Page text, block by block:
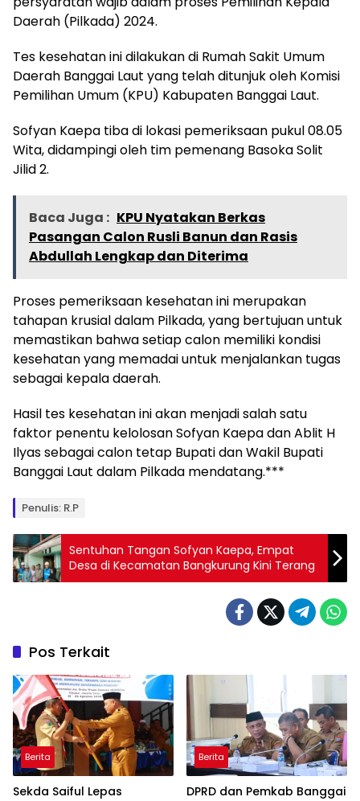
Daerah (Pilkada) 2024.
Tes kesehatan ini dilakukan di Rumah Sakit Umum
Daerah Banggai Laut yang telah ditunjuk oleh Komisi
Pemilihan Umum (KPU) Kabupaten Banggai Laut.
Sofyan Kaepa tiba di lokasi pemeriksaan pukul 08.05
Wita, didampingi oleh tim pemenang Basoka Solit
Jilid 2.
Baca Juga : KPU Nyatakan Berkas
Pasangan Calon Rusli Banun dan Rasis
Abdullah Lengkap dan Diterima
Proses pemeriksaan kesehatan ini merupakan
tahapan krusial dalam Pilkada, yang bertujuan untuk
memastikan bahwa setiap calon memiliki kondisi
kesehatan yang memadai untuk menjalankan tugas
sebagai kepala daerah.
Hasil tes kesehatan ini akan menjadi salah satu
faktor penentu kelolosan Sofyan Kaepa dan Ablit H
Ilyas sebagai calon tetap Bupati dan Wakil Bupati
Banggai Laut dalam Pilkada mendatang.***
Penulis: R.P
Sentuhan Tangan Sofyan Kaepa, Empat
Desa di Kecamatan Bangkurung Kini Terang
Pos Terkait
Berita
Sekda Saiful Lepas
Berita
DPRD dan Pemkab Banggai